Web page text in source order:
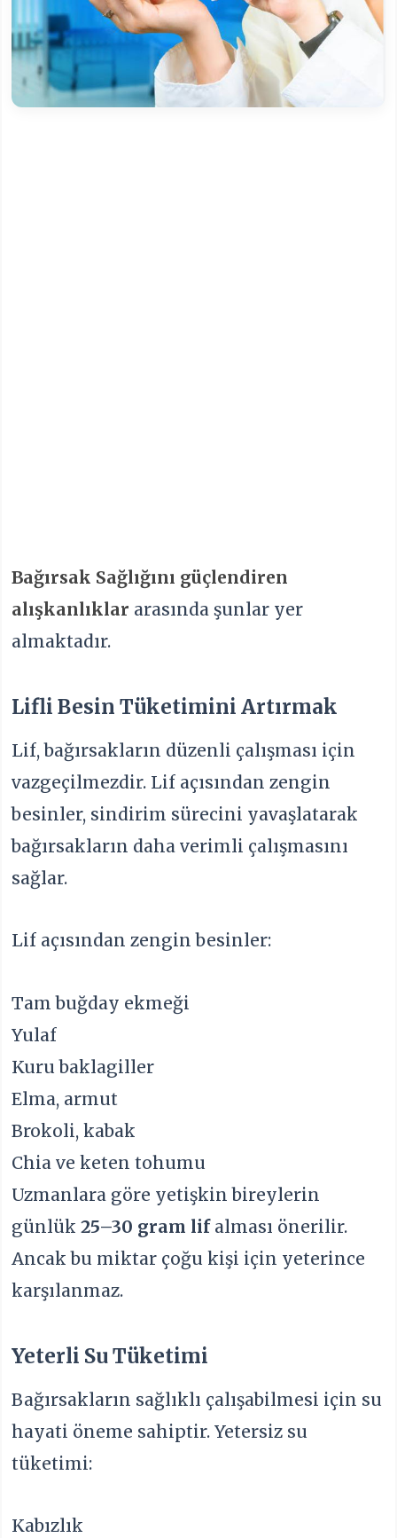
Bağırsak Sağlığını güçlendiren
alışkanlıklar arasında şunlar yer
almaktadır.
Lifli Besin Tüketimini Artırmak
Lif, bağırsakların düzenli çalışması için
vazgeçilmezdir. Lif açısından zengin
besinler, sindirim sürecini yavaşlatarak
bağırsakların daha verimli çalışmasını
sağlar.
Lif açısından zengin besinler:
Tam buğday ekmeği
Yulaf
Kuru baklagiller
Elma, armut
Brokoli, kabak
Chia ve keten tohumu
Uzmanlara göre yetişkin bireylerin
günlük25–30 gram lifalması önerilir.
Ancak bu miktar çoğu kişi için yeterince
karşılanmaz.
Yeterli Su Tüketimi
Bağırsakların sağlıklı çalışabilmesi için su
hayati öneme sahiptir. Yetersiz su
tüketimi:
Kabızlık